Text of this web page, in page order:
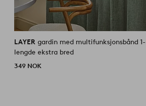
LAYER gardin med multifunksjonsbånd 1-
lengde ekstra bred
349 NOK